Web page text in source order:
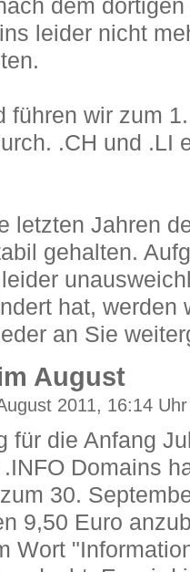
dem
leider nicht
führen wir zum
.CH und .LI
letzten Jahren
gehalten.
hat, werden
an Sie
August
2011, 16:14 Uhr
für die Anfang
Domains
30.
9,50 Euro
Wort